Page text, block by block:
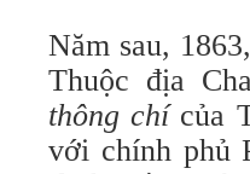
Năm sau,
Thuộc địa
thông chícủa
với chính phủ